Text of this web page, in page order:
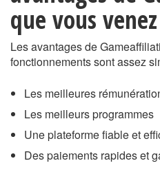
que vous
Les avantages de
fonctionnements sont assez
Les meilleures
Les meilleurs programmes
Une plateforme fiable et
Des paiements rapides et